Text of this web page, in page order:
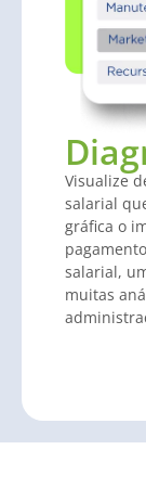
Visualize
salarial
gráfica o
salarial,
muitas